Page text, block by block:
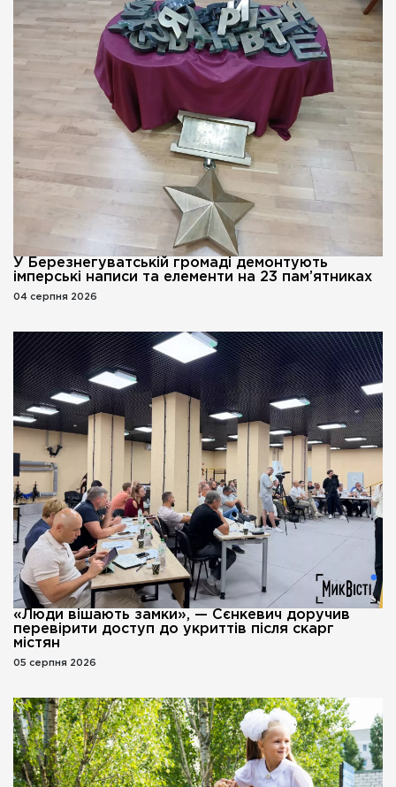
У Березнегуватській громаді демонтують
імперські написи та елементи на 23 пам’ятниках
04 серпня 2026
«Люди вішають замки», — Сєнкевич доручив
перевірити доступ до укриттів після скарг
містян
05 серпня 2026